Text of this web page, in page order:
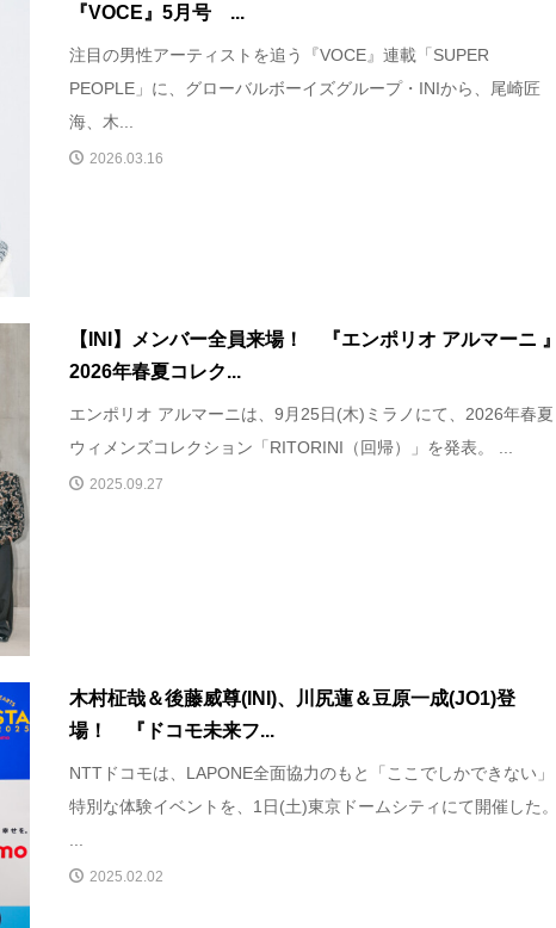
『VOCE』5月号 ...
注目の男性アーティストを追う『VOCE』連載「SUPER
PEOPLE」に、グローバルボーイズグループ・INIから、尾崎匠
海、木...
2026.03.16
【INI】メンバー全員来場！ 『エンポリオ アルマーニ 』
2026年春夏コレク...
エンポリオ アルマーニは、9月25日(木)ミラノにて、2026年春夏
ウィメンズコレクション「RITORINI（回帰）」を発表。 ...
2025.09.27
木村柾哉＆後藤威尊(INI)、川尻蓮＆豆原一成(JO1)登
場！ 『ドコモ未来フ...
NTTドコモは、LAPONE全面協力のもと「ここでしかできない」
特別な体験イベントを、1日(土)東京ドームシティにて開催した。
2025.02.02